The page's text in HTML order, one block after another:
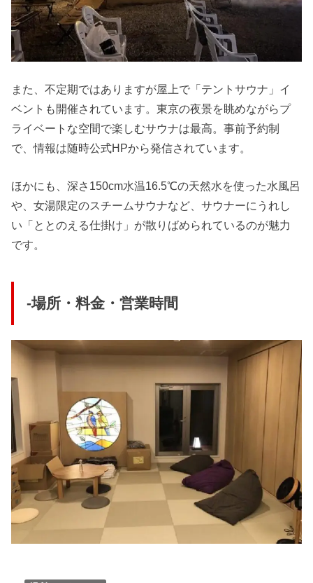
また、不定期ではありますが屋上で「テントサウナ」イ
ベントも開催されています。東京の夜景を眺めながらプ
ライベートな空間で楽しむサウナは最高。事前予約制
で、情報は随時公式HPから発信されています。
ほかにも、深さ150cm水温16.5℃の天然水を使った水風呂
や、女湯限定のスチームサウナなど、サウナーにうれし
い「ととのえる仕掛け」が散りばめられているのが魅力
です。
-場所・料金・営業時間